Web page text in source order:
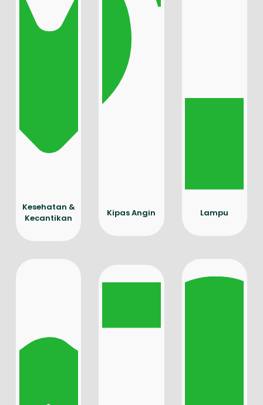
Kesehatan &
Kecantikan
Kipas Angin Lampu